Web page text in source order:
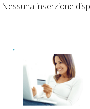
Nessuna inserzione